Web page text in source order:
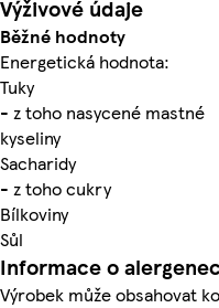
Výživové údaje
Běžné hodnoty
Energetická hodnota:
Tuky
- z toho nasycené mastné
kyseliny
Sacharidy
- z toho cukry
Bílkoviny
Sůl
Informace o
Výrobek může obsahovat